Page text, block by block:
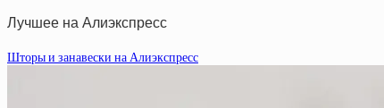
Лучшее на Алиэкспресс
Шторы и занавески на Алиэкспресс